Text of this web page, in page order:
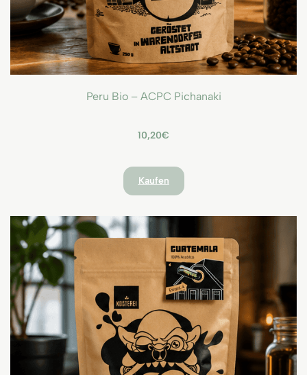
Peru Bio – ACPC Pichanaki
10,20€
Kaufen